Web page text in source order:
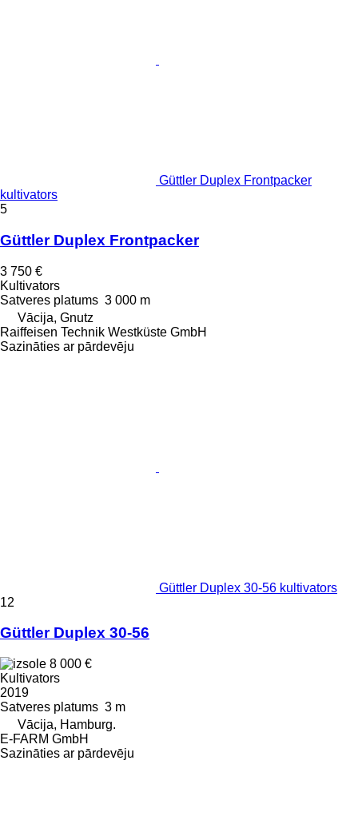
Güttler Duplex Frontpacker
kultivators
5
Güttler Duplex Frontpacker
3 750 €
Kultivators
Satveres platums 3 000 m
Vācija, Gnutz
Raiffeisen Technik Westküste GmbH
Sazināties ar pārdevēju
Güttler Duplex 30-56 kultivators
12
Güttler Duplex 30-56
8 000 €
Kultivators
2019
Satveres platums 3 m
Vācija, Hamburg.
E-FARM GmbH
Sazināties ar pārdevēju